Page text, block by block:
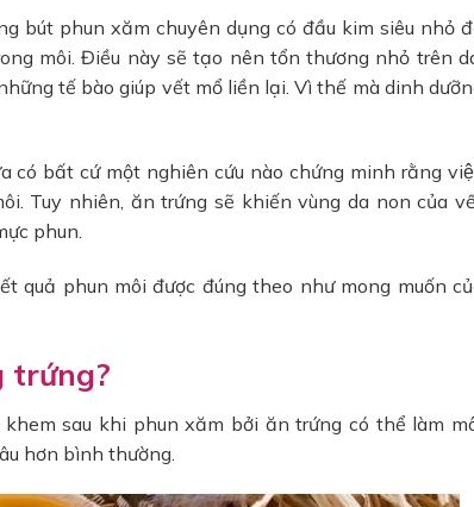
bút phun xăm chuyên dụng có đầu kim siêu nhỏ
môi. Điều này sẽ tạo nên tổn thương nhỏ trên
tế bào giúp vết mổ liền lại. Vì thế mà dinh
có bất cứ một nghiên cứu nào chứng minh rằng
Tuy nhiên, ăn trứng sẽ khiến vùng da non của
phun.
quả phun môi được đúng theo như mong muốn
trứng?
sau khi phun xăm bởi ăn trứng có thể làm
hơn bình thường.